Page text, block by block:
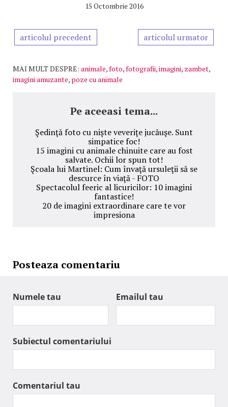
15 Octombrie 2016
articolul precedent articolul urmator
MAI MULT DESPRE: animale,foto,fotografii,imagini, zambet,
imagini amuzante, poze cu animale
Pe aceeasi tema...
Şedinţă foto cu nişte veveriţe jucăuşe. Sunt
simpatice foc!
15 imagini cu animale chinuite care au fost
salvate. Ochii lor spun tot!
Şcoala lui Martinel: Cum învaţă ursuleţii să se
descurce în viaţă - FOTO
Spectacolul feeric al licuricilor: 10 imagini
fantastice!
20 de imagini extraordinare care te vor
impresiona
Posteaza comentariu
Numele tau Emailul tau
Subiectul comentariului
Comentariul tau